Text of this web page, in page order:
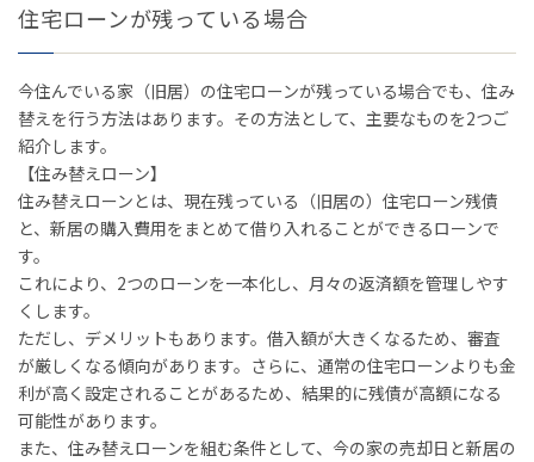
住宅ローンが残っている場合
今住んでいる家（旧居）の住宅ローンが残っている場合でも、住み
替えを行う方法はあります。その方法として、主要なものを2つご
紹介します。
【住み替えローン】
住み替えローンとは、現在残っている（旧居の）住宅ローン残債
と、新居の購入費用をまとめて借り入れることができるローンで
す。
これにより、2つのローンを一本化し、月々の返済額を管理しやす
くします。
ただし、デメリットもあります。借入額が大きくなるため、審査
が厳しくなる傾向があります。さらに、通常の住宅ローンよりも金
利が高く設定されることがあるため、結果的に残債が高額になる
可能性があります。
また、住み替えローンを組む条件として、今の家の売却日と新居の